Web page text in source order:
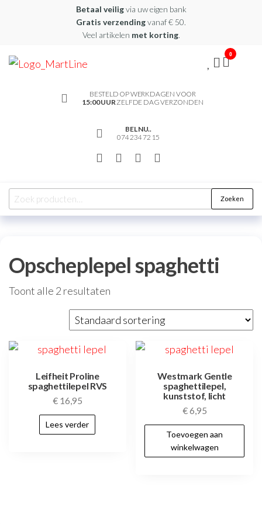
Betaal veiligvia uw eigen bank
Gratis verzendingvanaf € 50.
Veel artikelen met korting.
BESTELD OP WERKDAGEN VOOR
15:00 UUR ZELFDE DAG VERZONDEN
BEL NU..
074 234 72 15
0
Zoeken
Opscheplepel spaghetti
Toont alle 2 resultaten
Leifheit Proline
spaghettilepel RVS
€16,95
Lees verder
Westmark Gentle
spaghettilepel,
kunststof, licht
€6,95
Toevoegen aan
winkelwagen